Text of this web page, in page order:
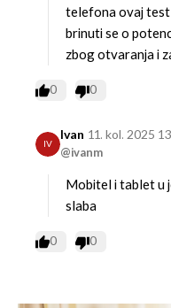
telefona ovaj test
brinuti se o
zbog otvaranja i
0 0
IV
Ivan
@ivanm
11. kol. 2025
Mobitel i tablet u
slaba
0 0